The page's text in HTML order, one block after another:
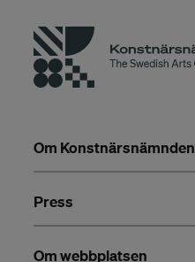
Om Konstnärsnämnden
Press
Om webbplatsen